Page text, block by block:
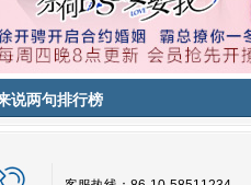
说两句排行榜